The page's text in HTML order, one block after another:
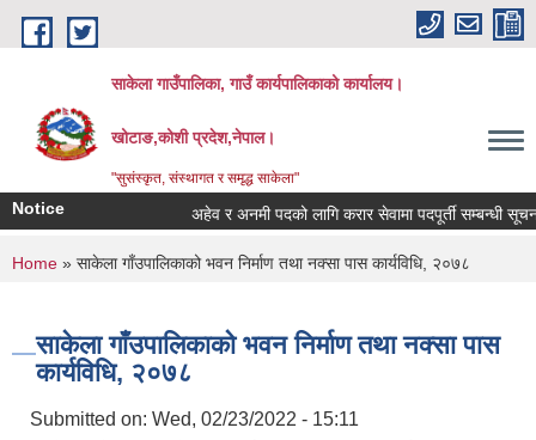
Skip to main content
साकेला गाउँपालिका, गाउँ कार्यपालिकाको कार्यालय।
खोटाङ,कोशी प्रदेश,नेपाल।
"सुसंस्कृत, संस्थागत र समृद्ध साकेला"
Notice अहेव र अनमी पदको लागि करार सेवामा पदपूर्ती सम्बन्धी सूचना
You are here
Home » साकेला गाँउपालिकाको भवन निर्माण तथा नक्सा पास कार्यविधि, २०७८
साकेला गाँउपालिकाको भवन निर्माण तथा नक्सा पास
कार्यविधि, २०७८
Submitted on: Wed, 02/23/2022 - 15:11